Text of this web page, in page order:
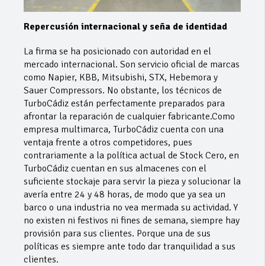
Repercusión internacional y seña de identidad
La firma se ha posicionado con autoridad en el
mercado internacional. Son servicio oficial de marcas
como Napier, KBB, Mitsubishi, STX, Hebemora y
Sauer Compressors. No obstante, los técnicos de
TurboCádiz están perfectamente preparados para
afrontar la reparación de cualquier fabricante.Como
empresa multimarca, TurboCádiz cuenta con una
ventaja frente a otros competidores, pues
contrariamente a la política actual de Stock Cero, en
TurboCádiz cuentan en sus almacenes con el
suficiente stockaje para servir la pieza y solucionar la
avería entre 24 y 48 horas, de modo que ya sea un
barco o una industria no vea mermada su actividad. Y
no existen ni festivos ni fines de semana, siempre hay
provisión para sus clientes. Porque una de sus
políticas es siempre ante todo dar tranquilidad a sus
clientes.